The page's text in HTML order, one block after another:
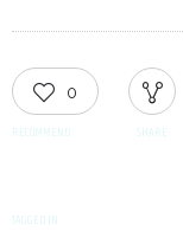
0
RECOMMEND SHARE
TAGGED IN